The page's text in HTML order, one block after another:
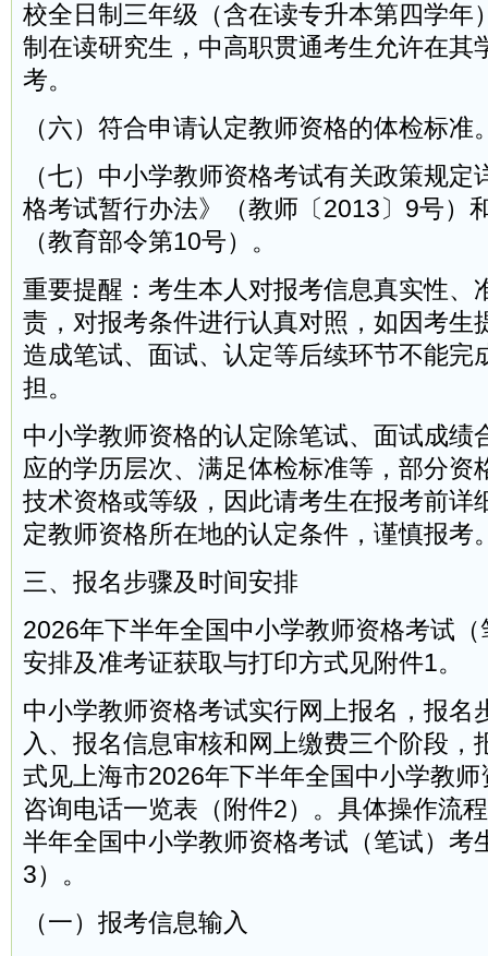
校全日制三年级（含在读专升本第四学年
制在读研究生，中高职贯通考生允许在其
考。
（六）符合申请认定教师资格的体检标准
（七）中小学教师资格考试有关政策规
格考试暂行办法》（教师〔2013〕9号）
（教育部令第10号）。
重要提醒：考生本人对报考信息真实性、
责，对报考条件进行认真对照，如因考生
造成笔试、面试、认定等后续环节不能完
担。
中小学教师资格的认定除笔试、面试成绩
应的学历层次、满足体检标准等，部分资
技术资格或等级，因此请考生在报考前详
定教师资格所在地的认定条件，谨慎报考
三、报名步骤及时间安排
2026年下半年全国中小学教师资格考试
安排及准考证获取与打印方式见附件1。
中小学教师资格考试实行网上报名，报名
入、报名信息审核和网上缴费三个阶段，
式见上海市2026年下半年全国中小学教
咨询电话一览表（附件2）。具体操作流
半年全国中小学教师资格考试（笔试）考
3）。
（一）报考信息输入